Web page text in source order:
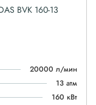
BVK 160-13
20000 л/мин
13 атм
160 кВт